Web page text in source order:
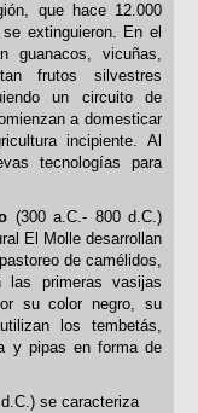
que hace 12.000
extinguieron. En el
guanacos, vicuñas,
frutos silvestres
un circuito de
a domesticar
incipiente. Al
tecnologías para
(300 a.C.- 800 d.C.)
El Molle desarrollan
de camélidos,
las primeras vasijas
su color negro, su
los tembetás,
y pipas en forma de
se caracteriza